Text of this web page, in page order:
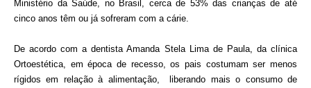
Ministério da Saúde, no Brasil, cerca de 53% das crianças de até
cinco anos têm ou já sofreram com a cárie.
De acordo com a dentista Amanda Stela Lima de Paula, da clínica
Ortoestética, em época de recesso, os pais costumam ser menos
rígidos em relação à alimentação,  liberando mais o consumo de